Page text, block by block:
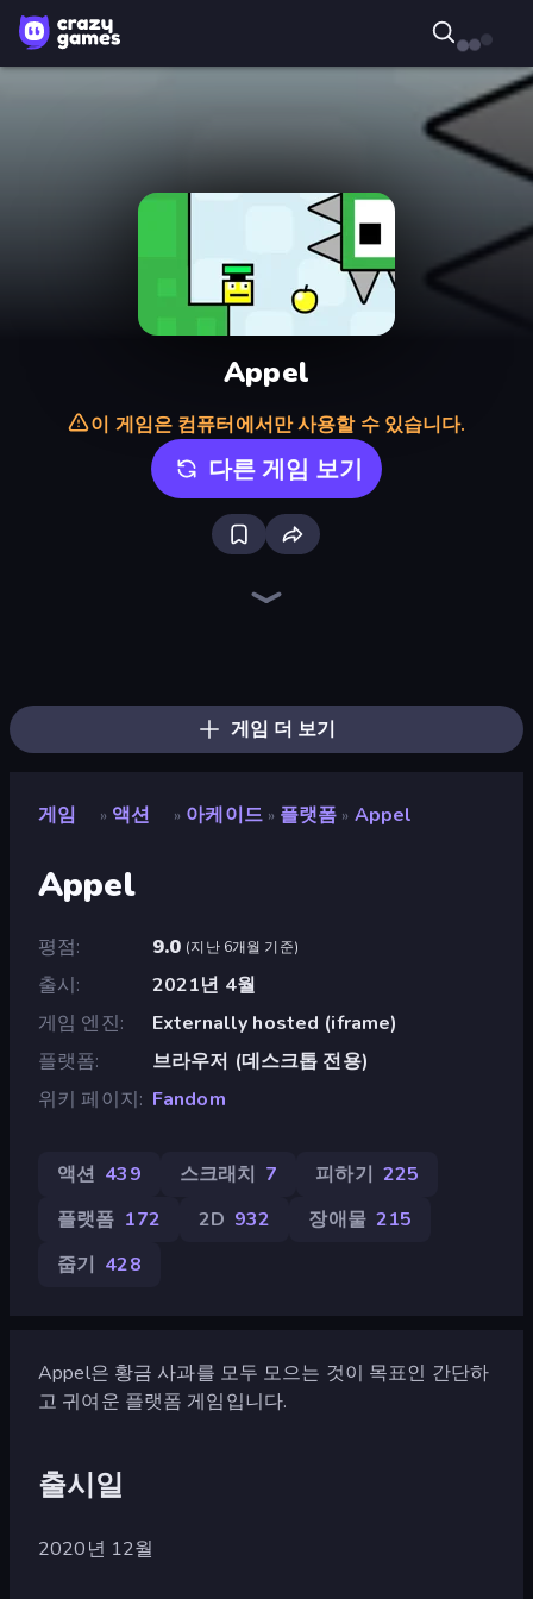
Appel
이 게임은 컴퓨터에서만 사용할 수 있습니다.
다른 게임 보기
게임 더 보기
게임 » 액션 » 아케이드 » 플랫폼 » Appel
Appel
평점 9.0 (지난 6개월 기준)
출시
2021년 4월
게임 엔진
Externally hosted (iframe)
플랫폼
브라우저 (데스크톱 전용)
위키 페이지
Fandom
액션 439 스크래치 7 피하기 225
플랫폼 172 2D 932 장애물 215
줍기 428
Appel은 황금 사과를 모두 모으는 것이 목표인 간단하
고 귀여운 플랫폼 게임입니다.
출시일
2020년 12월